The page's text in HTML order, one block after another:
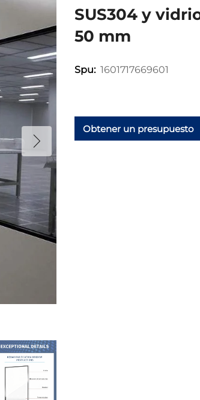
SUS304 y
50 mm
Spu: 1601717669601
Obtener un presupuesto